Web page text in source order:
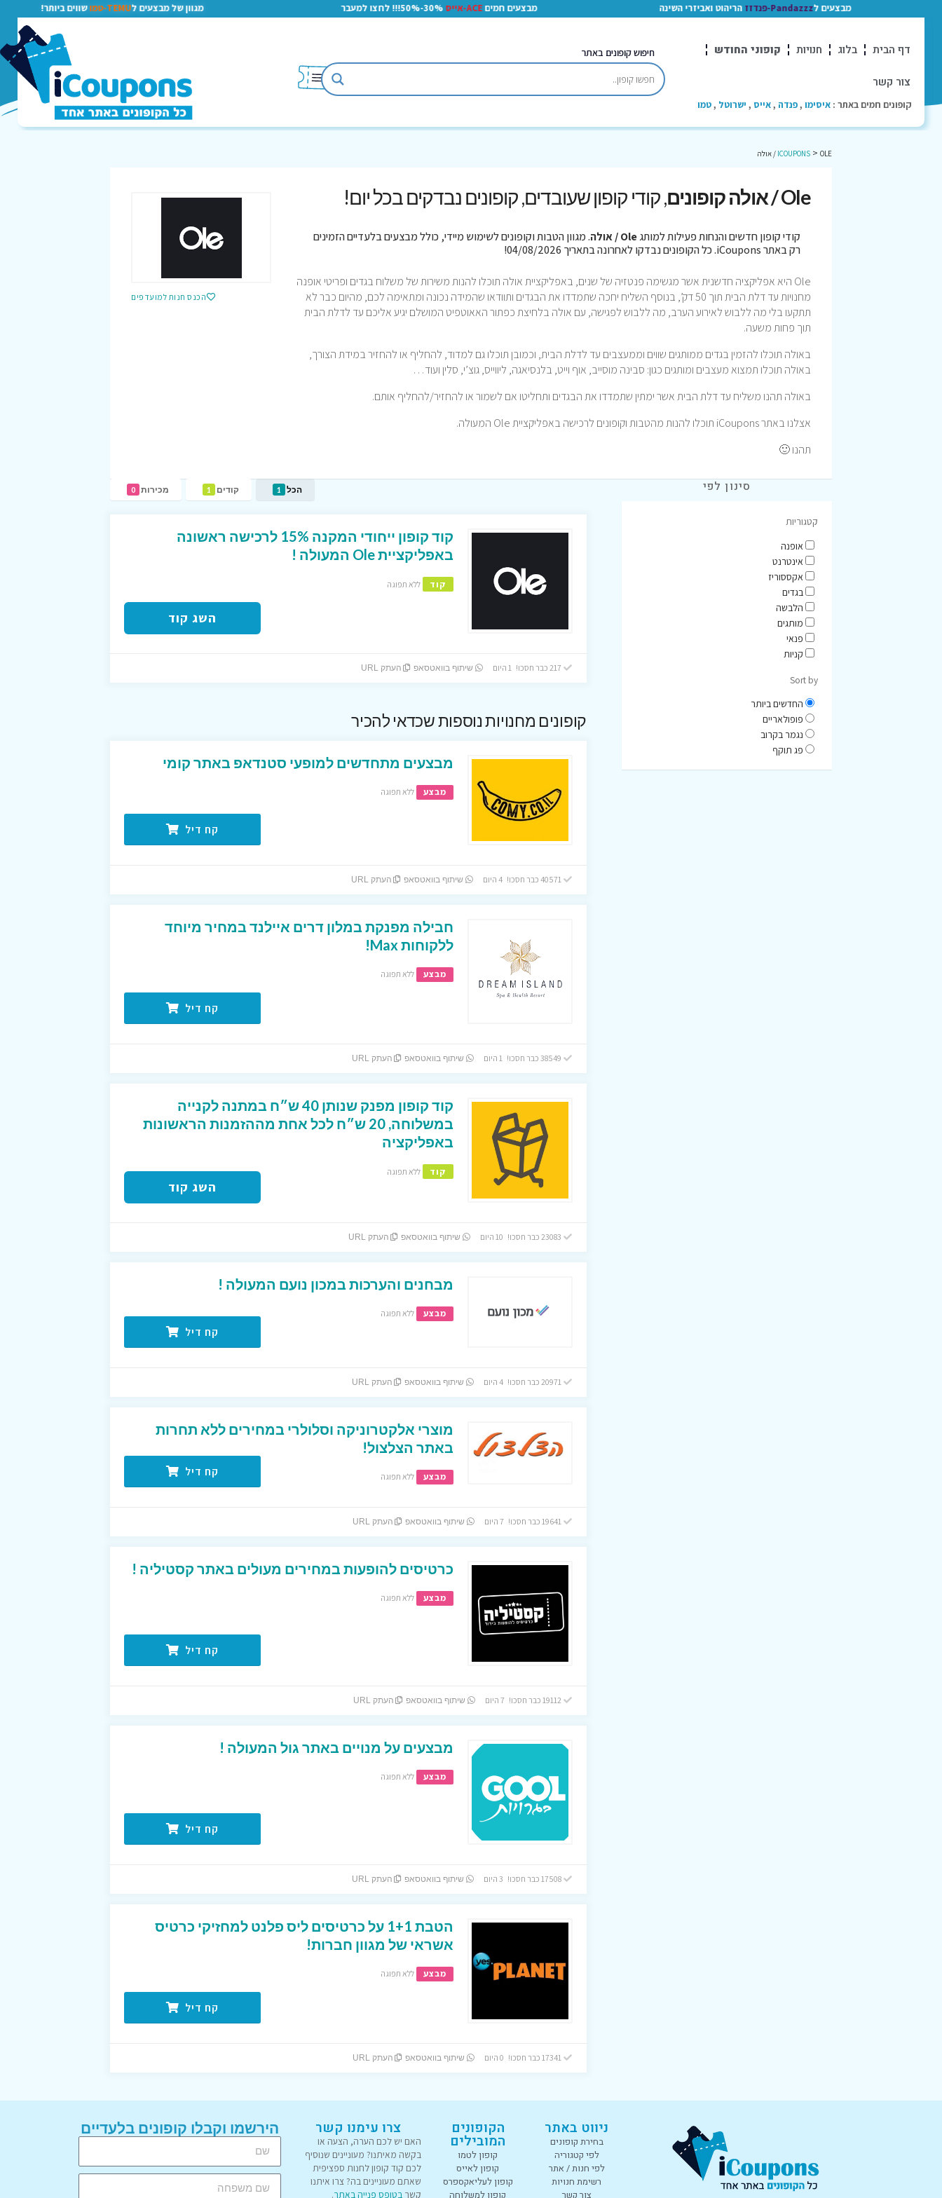
מבצעים לPandazzz-פנדזז הריהוט ואביזרי השינה מבצעים חמיםACE-אייס 30%-50%!!! לחצו למעבר מגוון של מבצעים לTEMU-טמו שווים ביותר!
דף הבית בלוג חנויות קופוני החודש
צור קשר
קופונים חמים באתר : איסימו ,פנדה ,אייס , ישרוטל ,טמו
חיפוש קופונים באתר
ICOUPONS > OLE / אולה
הכנס חנות למועדפים
Ole / אולה קופונים , קודי קופון שעובדים, קופונים נבדקים בכל יום!
קודי קופון חדשים והנחות פעילות למותגOle / אולה
. מגוון הטבות וקופונים לשימוש מיידי, כולל מבצעים בלעדיים הזמינים
רק באתר iCoupons. כל הקופונים נבדקו לאחרונה בתאריך 04/08/2026!
Ole היא אפליקציה חדשנית אשר מגשימה פנטזיה של שנים, באפליקציית אולה תוכלו להנות משירות של משלוח בגדים ופריטי אופנה
מחנויות עד דלת הבית תוך 50 דק’, בנוסף השליח יחכה שתמדדו את הבגדים ותוודאו שהמידה נכונה ומתאימה לכם, מהיום כבר לא
תתקעו בלי מה ללבוש לאירוע הערב, מה ללבוש לפגישה, עם אולה בלחיצת כפתור האאוטפיט המושלם יגיע אליכם עד לדלת הבית
תוך פחות משעה.
באולה תוכלו להזמין בגדים ממותגים שווים וממעצבים עד לדלת הבית, וכמובן תוכלו גם למדוד, להחליף או להחזיר במידת הצורך,
באולה תוכלו תמצוא מעצבים ומותגים כגון: סבינה מוסייב, אוף וייט, בלנסיאגה, ליווייס, גוצ’י, סלין ועוד…
באולה תהנו משליח עד דלת הבית אשר ימתין שתמדדו את הבגדים ותחליטו אם לשמור או להחזיר/להחליף אותם.
אצלנו באתר iCoupons תוכלו להנות מהטבות וקופונים לרכישה באפליקציית Ole המעולה.
תהנו 🙂
הכל 1 קודים 1 מכירות 0
קוד קופון ייחודי המקנה 15% לרכישה ראשונה
באפליקציית Ole המעולה !
קוד ללא תפוגה
השג קוד
שיתוף בוואטסאפ העתק URL
קופונים מחנויות נוספות שכדאי להכיר
מבצעים מתחדשים למופעי סטנדאפ באתר קומי
מבצע ללא תפוגה
קח דיל
40571 כבר חסכו! 4 היום שיתוף בוואטסאפ העתק URL
חבילה מפנקת במלון דרים איילנד במחיר מיוחד
ללקוחות Max!
מבצע ללא תפוגה
קח דיל
שיתוף בוואטסאפ העתק URL
קוד קופון מפנק שנותן 40 ש״ח במתנה לקנייה
במשלוחה, 20 ש״ח לכל אחת מההזמנות הראשונות
באפליקציה
קוד ללא תפוגה
השג קוד
שיתוף בוואטסאפ העתק URL
מבחנים והערכות במכון נועם המעולה !
מבצע ללא תפוגה
קח דיל
20971 כבר חסכו! 4 היום שיתוף בוואטסאפ העתק URL
מוצרי אלקטרוניקה וסלולרי במחירים ללא תחרות
באתר הצלצול!
מבצע ללא תפוגה קח דיל
19641 כבר חסכו! 7 היום שיתוף בוואטסאפ העתק URL
כרטיסים להופעות במחירים מעולים באתר קסטיליה !
מבצע ללא תפוגה
קח דיל
19112 כבר חסכו! 7 היום שיתוף בוואטסאפ העתק URL
מבצעים על מנויים באתר גול המעולה !
מבצע ללא תפוגה
קח דיל
17508 כבר חסכו! 3 היום שיתוף בוואטסאפ העתק URL
הטבת 1+1 על כרטיסים ליס פלנט למחזיקי כרטיס
אשראי של מגוון חברות!
מבצע ללא תפוגה
קח דיל
17341 כבר חסכו! 0 היום שיתוף בוואטסאפ העתק URL
סינון לפי
קטגוריות
אופנה
אינטרנט
אקססוריז
בגדים
הלבשה
מותגים
פנאי
קניות
Sort by
החדשים ביותר
פופולאריים
נגמר בקרוב
פג תוקף
ניווט באתר
בחירת קופונים
לפי קטגוריה
לפי חנות / אתר
רשימת חנויות
צור קשר
הקופונים
המובילים
קופון לטמו
קופון לאייס
קופון לעליאקספרס
קופון למשלוחה
צרו עימנו קשר
האם יש לכם הערה, הצעה או
בקשה מאיתנו? מעוניינים שנוסיף
לכם קוד קופון לחנות ספציפית
שאתם מעוניינים בה? צרו איתנו
קשר בטופס פנייה באתר.
הירשמו וקבלו קופונים בלעדיים